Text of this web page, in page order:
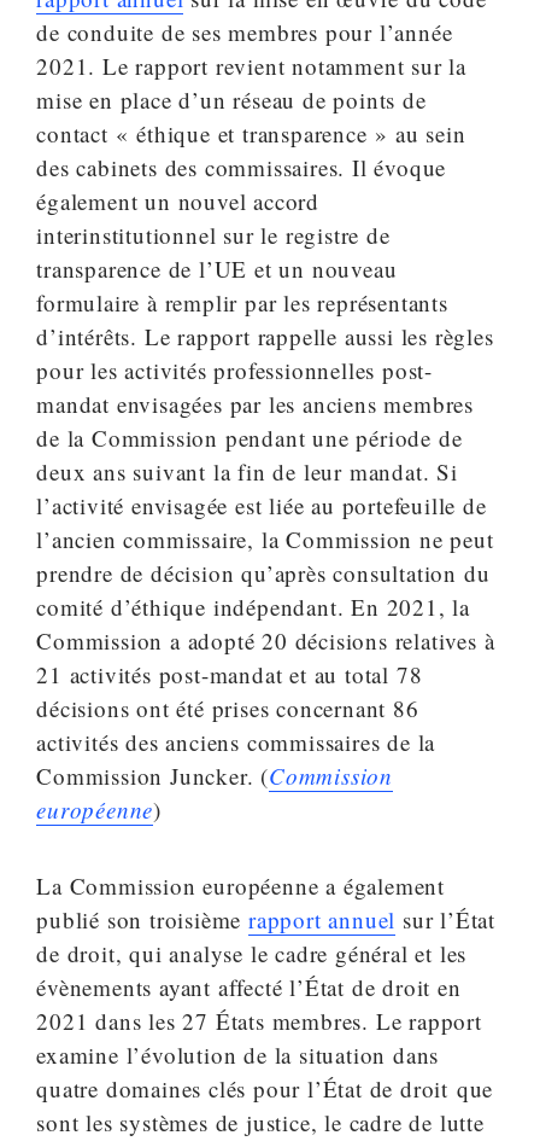
de conduite de ses membres pour l’année
2021. Le rapport revient notamment sur la
mise en place d’un réseau de points de
contact « éthique et transparence » au sein
des cabinets des commissaires. Il évoque
également un nouvel accord
interinstitutionnel sur le registre de
transparence de l’UE et un nouveau
formulaire à remplir par les représentants
d’intérêts. Le rapport rappelle aussi les règles
pour les activités professionnelles post-
mandat envisagées par les anciens membres
de la Commission pendant une période de
deux ans suivant la fin de leur mandat. Si
l’activité envisagée est liée au portefeuille de
l’ancien commissaire, la Commission ne peut
prendre de décision qu’après consultation du
comité d’éthique indépendant. En 2021, la
Commission a adopté 20 décisions relatives à
21 activités post-mandat et au total 78
décisions ont été prises concernant 86
activités des anciens commissaires de la
Commission Juncker. (Commission
européenne)
La Commission européenne a également
publié son troisièmerapport annuel sur l’État
de droit, qui analyse le cadre général et les
évènements ayant affecté l’État de droit en
2021 dans les 27 États membres. Le rapport
examine l’évolution de la situation dans
quatre domaines clés pour l’État de droit que
sont les systèmes de justice, le cadre de lutte